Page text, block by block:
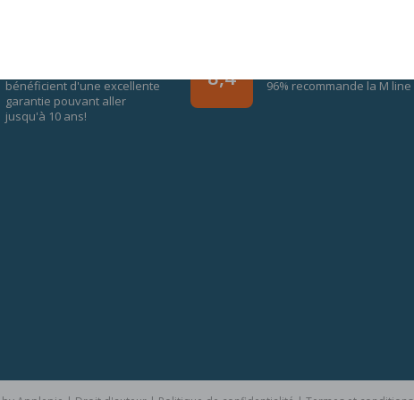
bénéficient d'une excellente
garantie pouvant aller
jusqu'à 10 ans!
8,4
96% recommande la M line